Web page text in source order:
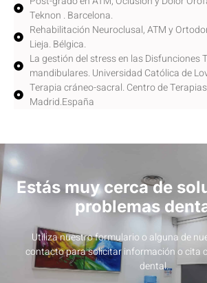
Teknon . Barcelona.
Rehabilitación Neuroclusal, ATM y
Lieja. Bélgica.
La gestión del stress en las Disfunciones
mandibulares. Universidad Católica de
Terapia cráneo-sacral. Centro de
Madrid.España
Estás muy cerca de
problemas
Utiliza nuestro formulario o alguna de
contacto para solicitar información o cita
dental.